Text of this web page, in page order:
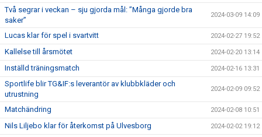
Två segrar i veckan – sju gjorda mål: ”Många gjorde bra
saker”
2024-03-09 14:09
Lucas klar för spel i svartvitt 2024-02-27 19:52
Kallelse till årsmötet 2024-02-20 13:14
Inställd träningsmatch 2024-02-16 13:31
Sportlife blir TG&IF:s leverantör av klubbkläder och
utrustning
2024-02-09 09:52
Matchändring 2024-02-08 10:51
Nils Liljebo klar för återkomst på Ulvesborg 2024-02-02 19:12